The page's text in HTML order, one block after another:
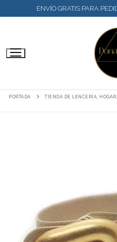
ENVÍO GRATIS PARA
PORTADA TIENDA DE LENCERÍA,